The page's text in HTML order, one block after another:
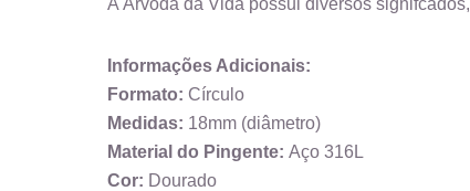
A Árvoda da Vida possui diversos
Informações Adicionais:
Formato: Círculo
Medidas: 18mm (diâmetro)
Material do Pingente: Aço 316L
Cor: Dourado